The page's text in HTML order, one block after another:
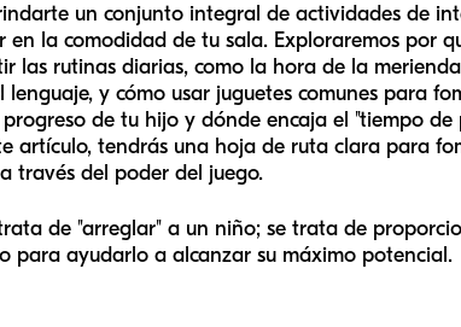
un conjunto integral de actividades de
en la comodidad de tu sala. Exploraremos por
las rutinas diarias, como la hora de la
y cómo usar juguetes comunes para
progreso de tu hijo y dónde encaja el "tiempo
artículo, tendrás una hoja de ruta clara para
través del poder del juego.
de "arreglar" a un niño; se trata de
para ayudarlo a alcanzar su máximo potencial.